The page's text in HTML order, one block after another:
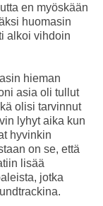
en myöskään
huomasin
alkoi vihdoin
hieman
asia oli tullut
olisi tarvinnut
lyhyt aika kun
hyvinkin
on se, että
lisää
jotka